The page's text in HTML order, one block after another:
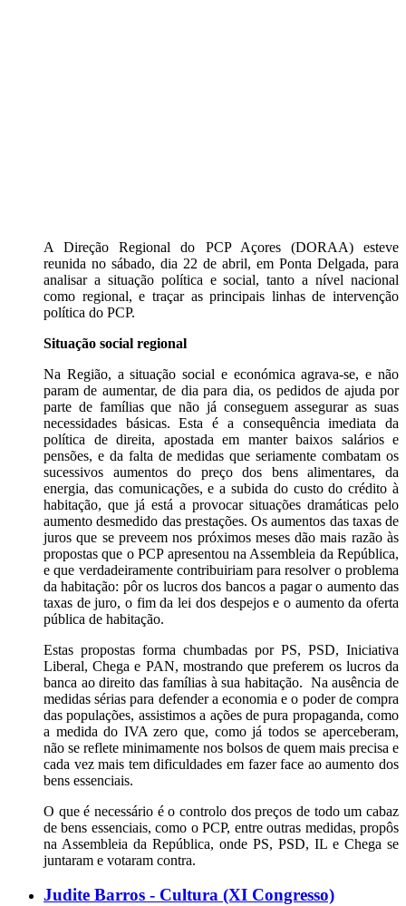
A Direção Regional do PCP Açores (DORAA) esteve
reunida no sábado, dia 22 de abril, em Ponta Delgada, para
analisar a situação política e social, tanto a nível nacional
como regional, e traçar as principais linhas de intervenção
política do PCP.
Situação social regional
Na Região, a situação social e económica agrava-se, e não
param de aumentar, de dia para dia, os pedidos de ajuda por
parte de famílias que não já conseguem assegurar as suas
necessidades básicas. Esta é a consequência imediata da
política de direita, apostada em manter baixos salários e
pensões, e da falta de medidas que seriamente combatam os
sucessivos aumentos do preço dos bens alimentares, da
energia, das comunicações, e a subida do custo do crédito à
habitação, que já está a provocar situações dramáticas pelo
aumento desmedido das prestações. Os aumentos das taxas de
juros que se preveem nos próximos meses dão mais razão às
propostas que o PCP apresentou na Assembleia da República,
e que verdadeiramente contribuiriam para resolver o problema
da habitação: pôr os lucros dos bancos a pagar o aumento das
taxas de juro, o fim da lei dos despejos e o aumento da oferta
pública de habitação.
Estas propostas forma chumbadas por PS, PSD, Iniciativa
Liberal, Chega e PAN, mostrando que preferem os lucros da
banca ao direito das famílias à sua habitação. Na ausência de
medidas sérias para defender a economia e o poder de compra
das populações, assistimos a ações de pura propaganda, como
a medida do IVA zero que, como já todos se aperceberam,
não se reflete minimamente nos bolsos de quem mais precisa e
cada vez mais tem dificuldades em fazer face ao aumento dos
bens essenciais.
O que é necessário é o controlo dos preços de todo um cabaz
de bens essenciais, como o PCP, entre outras medidas, propôs
na Assembleia da República, onde PS, PSD, IL e Chega se
juntaram e votaram contra.
Judite Barros - Cultura (XI Congresso)